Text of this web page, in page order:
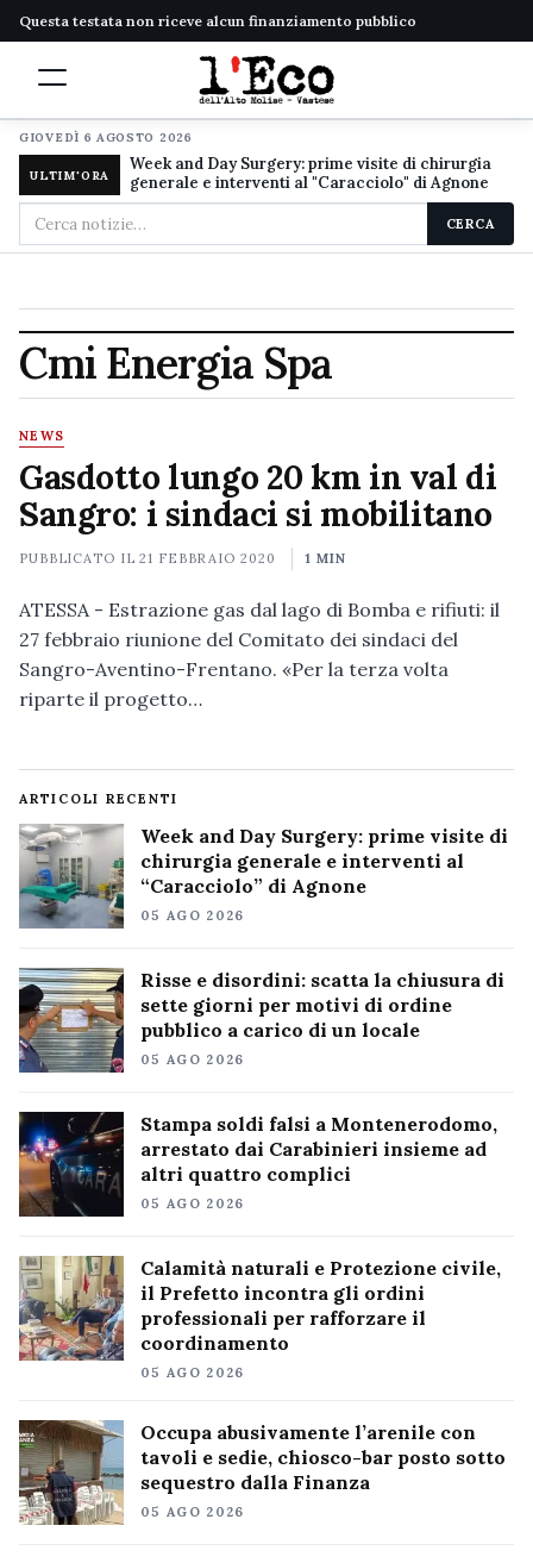
Questa testata non riceve alcun finanziamento pubblico
GIOVEDÌ 6 AGOSTO 2026
ULTIM'ORA
Week and Day Surgery: prime visite di chirurgia
generale e interventi al "Caracciolo" di Agnone
Cerca
nel
CERCA
Cmi Energia Spa
NEWS
Gasdotto lungo 20 km in val di
Sangro: i sindaci si mobilitano
PUBBLICATO IL21 FEBBRAIO 2020 1 MIN
ATESSA - Estrazione gas dal lago di Bomba e rifiuti: il
27 febbraio riunione del Comitato dei sindaci del
Sangro-Aventino-Frentano. «Per la terza volta
riparte il progetto…
ARTICOLI RECENTI
Week and Day Surgery: prime visite di
chirurgia generale e interventi al
“Caracciolo” di Agnone
05 AGO 2026
Risse e disordini: scatta la chiusura di
sette giorni per motivi di ordine
pubblico a carico di un locale
05 AGO 2026
Stampa soldi falsi a Montenerodomo,
arrestato dai Carabinieri insieme ad
altri quattro complici
05 AGO 2026
Calamità naturali e Protezione civile,
il Prefetto incontra gli ordini
professionali per rafforzare il
coordinamento
05 AGO 2026
Occupa abusivamente l’arenile con
tavoli e sedie, chiosco-bar posto sotto
sequestro dalla Finanza
05 AGO 2026